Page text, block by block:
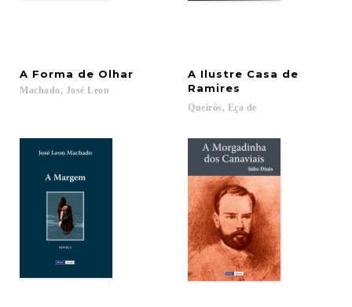
A Forma de Olhar
Machado, José Leon
A Ilustre Casa de
Ramires
Queirós, Eça de